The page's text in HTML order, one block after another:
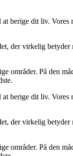
berige dit liv. Vores
der virkelig
På den
berige dit liv. Vores
der virkelig
På den